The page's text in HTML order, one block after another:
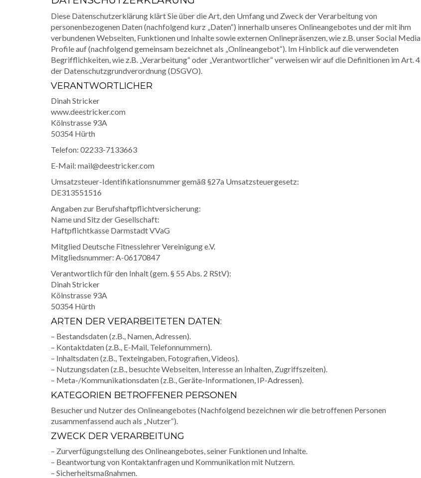
Diese Datenschutzerklärung klärt Sie über die Art, den Umfang und Zweck der Verarbeitung von
personenbezogenen Daten (nachfolgend kurz „Daten“) innerhalb unseres Onlineangebotes und der mit ihm
verbundenen Webseiten, Funktionen und Inhalte sowie externen Onlinepräsenzen, wie z.B. unser Social Media
Profile auf (nachfolgend gemeinsam bezeichnet als „Onlineangebot“). Im Hinblick auf die verwendeten
Begrifflichkeiten, wie z.B. „Verarbeitung“ oder „Verantwortlicher“ verweisen wir auf die Definitionen im Art. 4
der Datenschutzgrundverordnung (DSGVO).
VERANTWORTLICHER
Dinah Stricker
www.deestricker.com
Kölnstrasse 93A
50354 Hürth
Telefon: 02233-7133663
E-Mail: mail@deestricker.com
Umsatzsteuer-Identifikationsnummer gemäß §27a Umsatzsteuergesetz:
DE313551516
Angaben zur Berufshaftpflichtversicherung:
Name und Sitz der Gesellschaft:
Haftpflichtkasse Darmstadt VVaG
Mitglied Deutsche Fitnesslehrer Vereinigung e.V.
Mitgliedsnummer: A-06170847
Verantwortlich für den Inhalt (gem. § 55 Abs. 2 RStV):
Dinah Stricker
Kölnstrasse 93A
50354 Hürth
ARTEN DER VERARBEITETEN DATEN:
– Bestandsdaten (z.B., Namen, Adressen).
– Kontaktdaten (z.B., E-Mail, Telefonnummern).
– Inhaltsdaten (z.B., Texteingaben, Fotografien, Videos).
– Nutzungsdaten (z.B., besuchte Webseiten, Interesse an Inhalten, Zugriffszeiten).
– Meta-/Kommunikationsdaten (z.B., Geräte-Informationen, IP-Adressen).
KATEGORIEN BETROFFENER PERSONEN
Besucher und Nutzer des Onlineangebotes (Nachfolgend bezeichnen wir die betroffenen Personen
zusammenfassend auch als „Nutzer“).
ZWECK DER VERARBEITUNG
– Zurverfügungstellung des Onlineangebotes, seiner Funktionen und Inhalte.
– Beantwortung von Kontaktanfragen und Kommunikation mit Nutzern.
– Sicherheitsmaßnahmen.